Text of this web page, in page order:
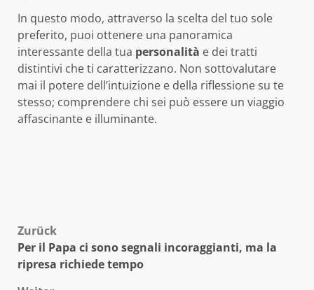
In questo modo, attraverso la scelta del tuo sole
preferito, puoi ottenere una panoramica
interessante della tua personalità e dei tratti
distintivi che ti caratterizzano. Non sottovalutare
mai il potere dell’intuizione e della riflessione su te
stesso; comprendere chi sei può essere un viaggio
affascinante e illuminante.
Beitragsnavigation
Zurück
Per il Papa ci sono segnali incoraggianti, ma la
ripresa richiede tempo